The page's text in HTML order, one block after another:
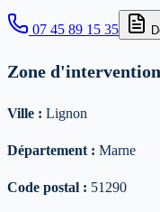
07 45 89 15 35
Zone d'intervention
Ville : Lignon
Département : Marne
Code postal : 51290